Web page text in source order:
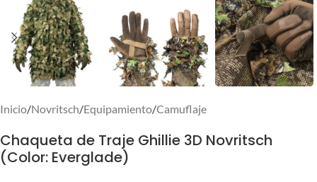
Inicio/Novritsch/Equipamiento/Camuflaje
Chaqueta de Traje Ghillie 3D Novritsch
(Color: Everglade)